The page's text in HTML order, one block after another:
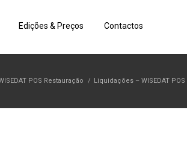
Edições & Preços Contactos
POS Restauração / Liquidações – WISEDAT POS